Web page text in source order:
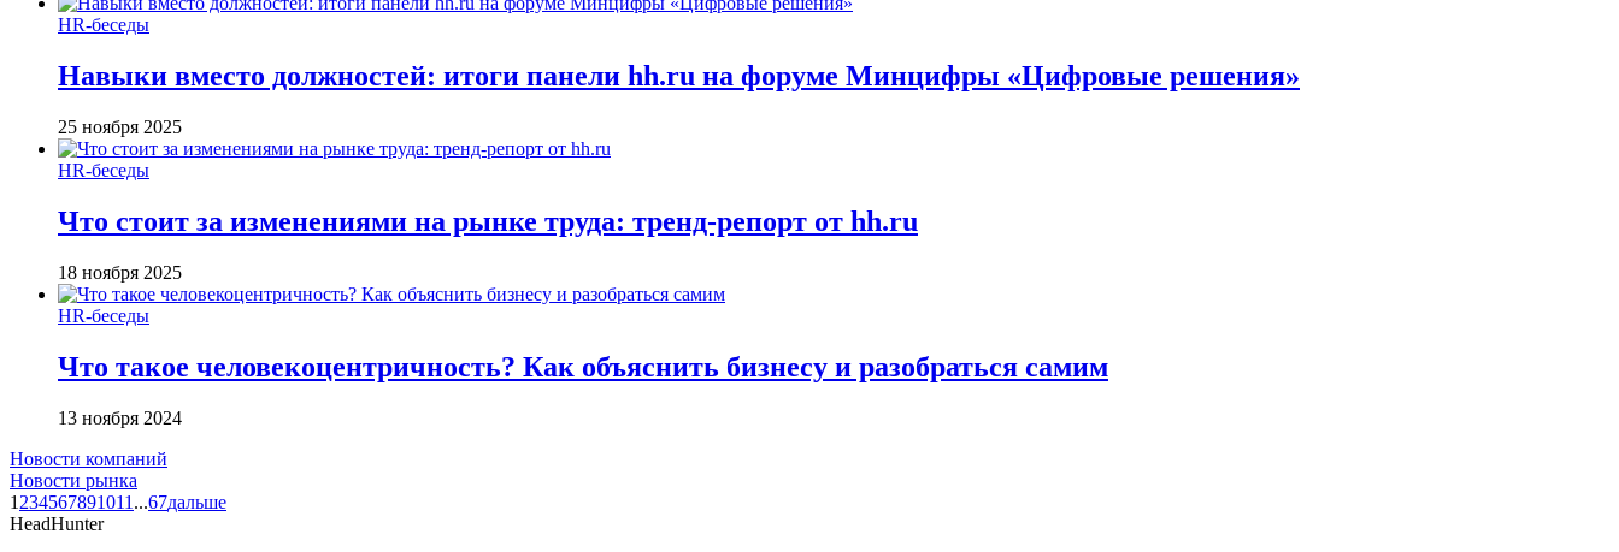
HR-беседы
Навыки вместо должностей: итоги панели hh.ru на форуме Минцифры «Цифровые решения»
25 ноября 2025
HR-беседы
Что стоит за изменениями на рынке труда: тренд-репорт от hh.ru
18 ноября 2025
HR-беседы
Что такое человеко­центричность? Как объяснить бизнесу и разобраться самим
13 ноября 2024
Новости компаний
Новости рынка
1 234567891011 ...67дальше
HeadHunter